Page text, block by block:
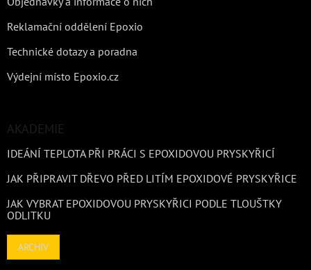
Reklamační oddělení Epoxio
Technické dotazy a poradna
Výdejní místo Epoxio.cz
AKADEMIE
IDEÁNÍ TEPLOTA PŘI PRÁCI S EPOXIDOVOU PRYSKYŘICÍ
JAK PŘIPRAVIT DŘEVO PŘED LITÍM EPOXIDOVÉ PRYSKYŘICE
JAK VYBRAT EPOXIDOVOU PRYSKYŘICI PODLE TLOUŠTKY
ODLITKU
ARCHIV